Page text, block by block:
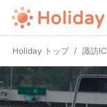
Holiday トップ 諏訪IC